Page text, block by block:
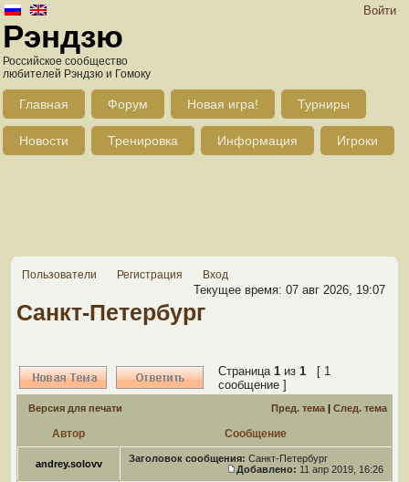
Войти
Рэндзю
Российское сообщество
любителей Рэндзю и Гомоку
Главная Форум Новая игра! Турниры
Новости Тренировка Информация Игроки
Пользователи Регистрация Вход
Текущее время: 07 авг 2026, 19:07
Санкт-Петербург
Страница 1 из 1 [ 1
сообщение ]
Версия для печати Пред. тема | След. тема
Автор Сообщение
andrey.solovv Заголовок сообщения: Санкт-Петербург
Добавлено: 11 апр 2019, 16:26